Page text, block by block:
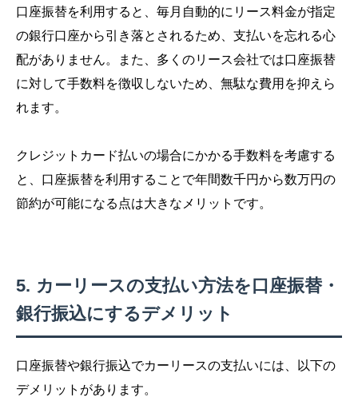
口座振替を利用すると、毎月自動的にリース料金が指定
の銀行口座から引き落とされるため、支払いを忘れる心
配がありません。また、多くのリース会社では口座振替
に対して手数料を徴収しないため、無駄な費用を抑えら
れます。
クレジットカード払いの場合にかかる手数料を考慮する
と、口座振替を利用することで年間数千円から数万円の
節約が可能になる点は大きなメリットです。
カーリースの支払い方法を口座振替・
銀行振込にするデメリット
口座振替や銀行振込でカーリースの支払いには、以下の
デメリットがあります。